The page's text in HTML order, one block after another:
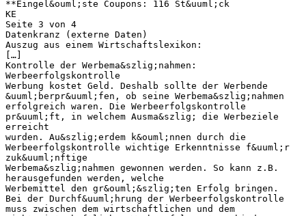
**Eingel&ouml;ste Coupons: 116 St&uuml;ck
KE
Seite 3 von 4
Datenkranz (externe Daten)
Auszug aus einem Wirtschaftslexikon:
[…]
Kontrolle der Werbema&szlig;nahmen:
Werbeerfolgskontrolle
Werbung kostet Geld. Deshalb sollte der Werbende
&uuml;berpr&uuml;fen, ob seine Werbema&szlig;nahmen
erfolgreich waren. Die Werbeerfolgskontrolle
pr&uuml;ft, in welchem Ausma&szlig; die Werbeziele
erreicht
wurden. Au&szlig;erdem k&ouml;nnen durch die
Werbeerfolgskontrolle wichtige Erkenntnisse f&uuml;r
zuk&uuml;nftige
Werbema&szlig;nahmen gewonnen werden. So kann z.B.
herausgefunden werden, welche
Werbemittel den gr&ouml;&szlig;ten Erfolg bringen.
Bei der Durchf&uuml;hrung der Werbeerfolgskontrolle
muss zwischen dem wirtschaftlichen und dem